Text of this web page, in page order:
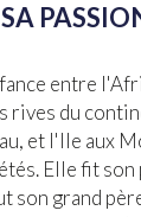
entre
rives du
et l'Ile aux
Elle fit
son grand